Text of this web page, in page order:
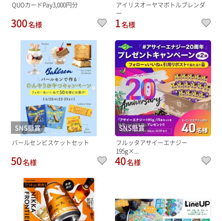
QUOカードPay3,000円分
300名様
アイリスオーヤマボトルブレンダ
ー
1名様
SNS懸賞
バールセンビスケットセット
50名様
SNS懸賞
フルッタアサイーエナジー
195g×...
40名様